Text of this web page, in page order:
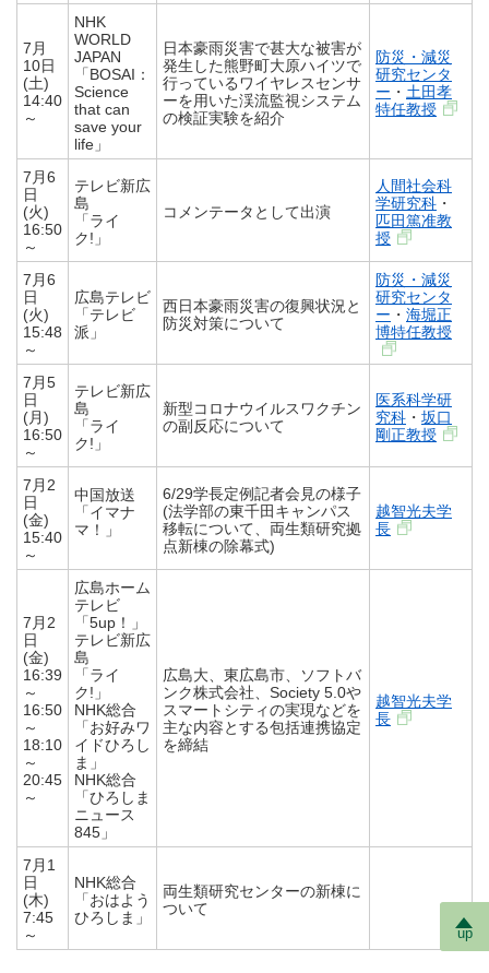
7月
10日
(土)
14:40
～
NHK
WORLD
JAPAN
「BOSAI：
Science
that can
save your
life」
日本豪雨災害で甚大な被害が
発生した熊野町大原ハイツで
行っているワイヤレスセンサ
ーを用いた渓流監視システム
の検証実験を紹介
防災・減災
研究センタ
ー ・ 土田孝
特任教授
7月6
日
(火)
16:50
～
テレビ新広
島
「ライ
ク!」
コメンテータとして出演
人間社会科
学研究科 ・
匹田篤准教
授
7月6
日
(火)
15:48
～
広島テレビ
「テレビ
派」
西日本豪雨災害の復興状況と
防災対策について
防災・減災
研究センタ
ー ・ 海堀正
博特任教授
7月5
日
(月)
16:50
～
テレビ新広
島
「ライ
ク!」
新型コロナウイルスワクチン
の副反応について
医系科学研
究科 ・ 坂口
剛正教授
7月2
日
(金)
15:40
～
中国放送
「イマナ
マ！」
6/29学長定例記者会見の様子
(法学部の東千田キャンパス
移転について、両生類研究拠
点新棟の除幕式)
越智光夫学
長
7月2
日
(金)
16:39
～
16:50
～
18:10
～
20:45
～
広島ホーム
テレビ
「5up！」
テレビ新広
島
「ライ
ク!」
NHK総合
「お好みワ
イドひろし
ま」
NHK総合
「ひろしま
ニュース
845」
広島大、東広島市、ソフトバ
ンク株式会社、Society 5.0や
スマートシティの実現などを
主な内容とする包括連携協定
を締結
越智光夫学
長
7月1
日
(木)
7:45
～
NHK総合
「おはよう
ひろしま」
両生類研究センターの新棟に
ついて
up